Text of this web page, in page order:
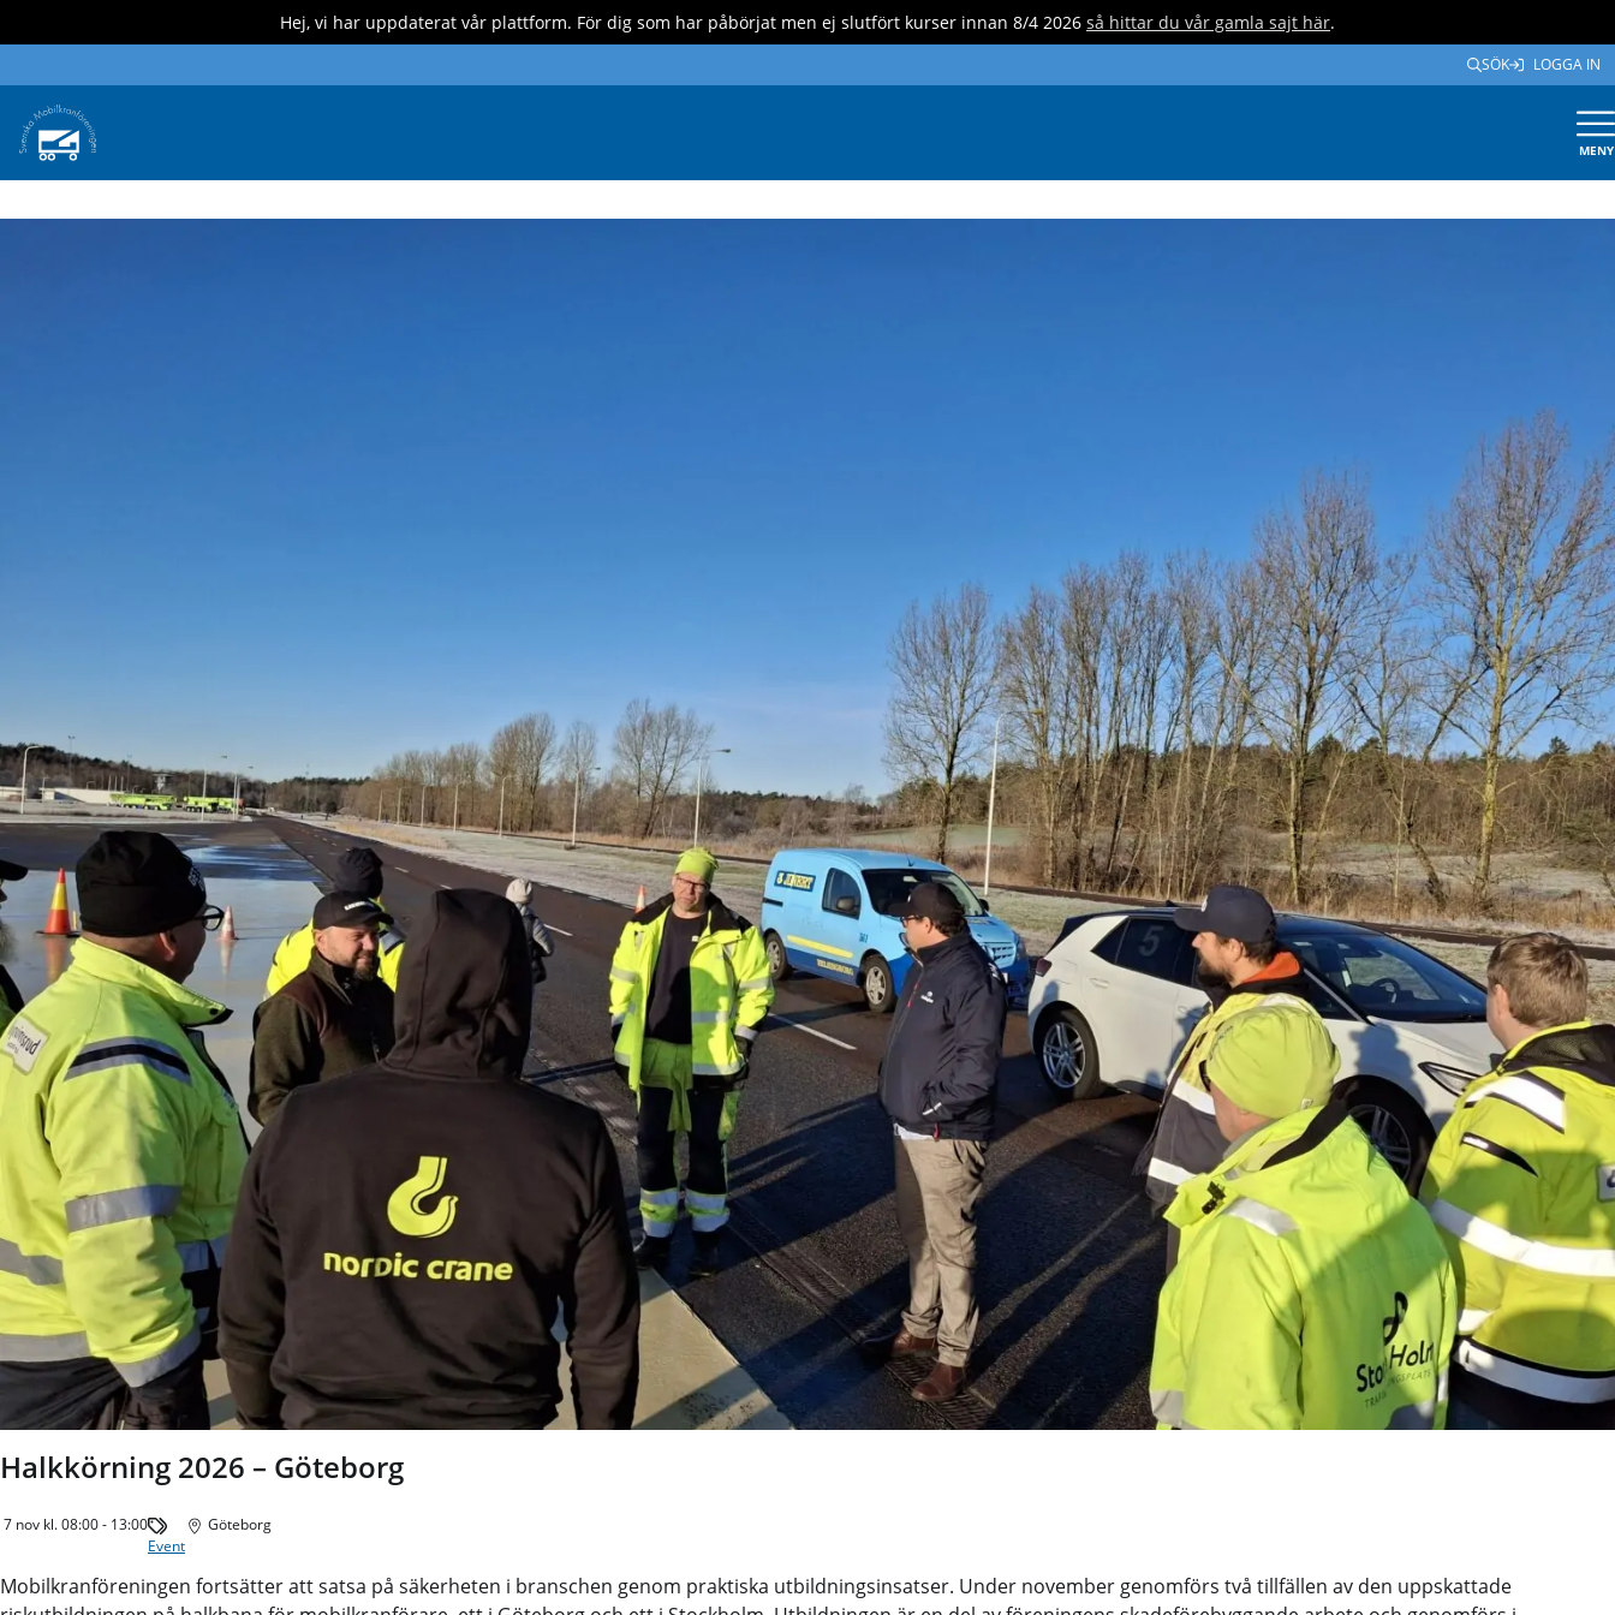
Hej, vi har uppdaterat vår plattform. För dig som har påbörjat men ej slutfört kurser innan 8/4 2026 så hittar du vår gamla sajt här.
SÖK LOGGA IN
MENY
Halkkörning 2026 – Göteborg
7 nov kl. 08:00 - 13:00
Event
Göteborg
Mobilkranföreningen fortsätter att satsa på säkerheten i branschen genom praktiska utbildningsinsatser. Under november genomförs två tillfällen av den uppskattade